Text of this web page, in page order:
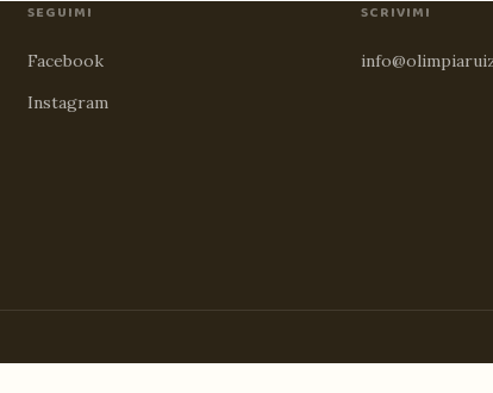
SEGUIMI
Facebook
Instagram
SCRIVIMI